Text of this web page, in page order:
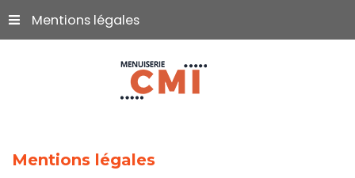
Mentions légales
Mentions légales